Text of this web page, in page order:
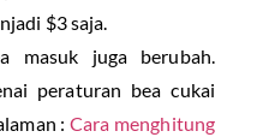
$3 saja.
masuk juga berubah.
peraturan bea cukai
:Cara menghitung